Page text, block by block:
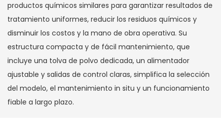
productos químicos similares para garantizar resultados de
tratamiento uniformes, reducir los residuos químicos y
disminuir los costos y la mano de obra operativa. Su
estructura compacta y de fácil mantenimiento, que
incluye una tolva de polvo dedicada, un alimentador
ajustable y salidas de control claras, simplifica la selección
del modelo, el mantenimiento in situ y un funcionamiento
fiable a largo plazo.